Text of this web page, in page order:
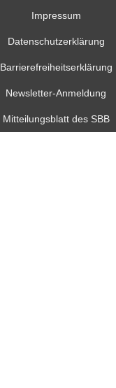
Impressum
Datenschutzerklärung
Barrierefreiheitserklärung
Newsletter-Anmeldung
Mitteilungsblatt des SBB